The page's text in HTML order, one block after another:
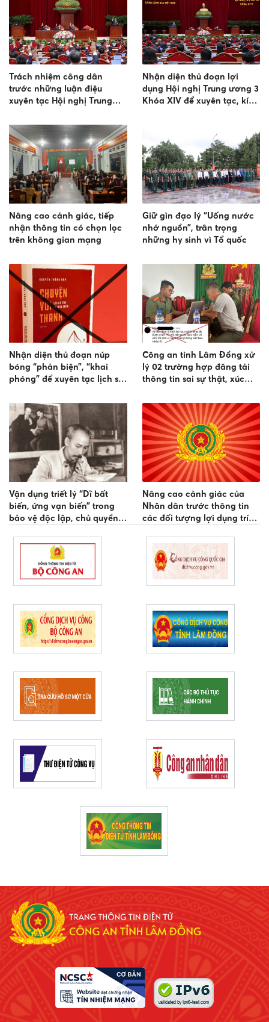
Trách nhiệm công dân
trước những luận điệu
xuyên tạc Hội nghị Trung
Nhận diện thủ đoạn lợi
dụng Hội nghị Trung ương 3
Khóa XIV để xuyên tạc, kích
Nâng cao cảnh giác, tiếp
nhận thông tin có chọn lọc
trên không gian mạng
Giữ gìn đạo lý “Uống nước
nhớ nguồn”, trân trọng
những hy sinh vì Tổ quốc
Nhận diện thủ đoạn núp
bóng “phản biện”, “khai
phóng” để xuyên tạc lịch sử
Công an tỉnh Lâm Đồng xử
lý 02 trường hợp đăng tải
thông tin sai sự thật, xúc
Hội thao Công an nhân dân
Vận dụng triết lý “Dĩ bất
biến, ứng vạn biến” trong
bảo vệ độc lập, chủ quyền,
thổ Tổ quốc
Nâng cao cảnh giác của
Nhân dân trước thông tin
các đối tượng lợi dụng trí